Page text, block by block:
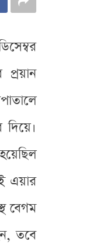
এয়ার
বেগম
তবে